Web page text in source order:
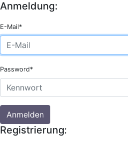
Anmeldung:
E-Mail*
Password*
Anmelden
Registrierung: